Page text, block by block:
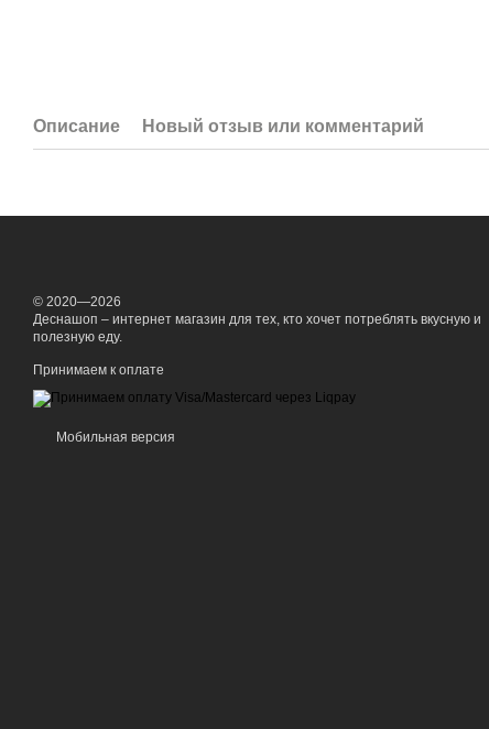
Описание Новый отзыв или комментарий
© 2020—2026
Деснашоп – интернет магазин для тех, кто хочет потреблять вкусную и
полезную еду.
Принимаем к оплате
Мобильная версия